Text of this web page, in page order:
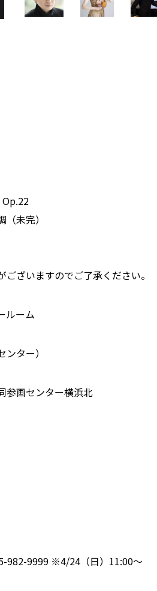
未完）
ざいますのでご了承ください。
ルーム
ター）
画センター横浜北
982-9999 ※4/24（日）11:00～